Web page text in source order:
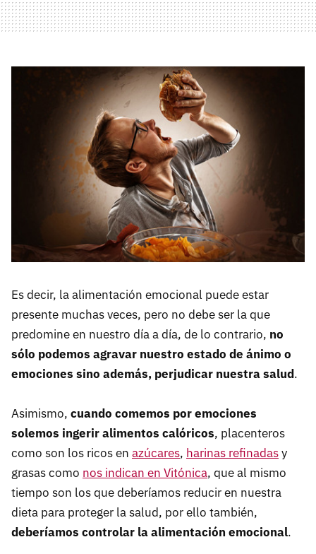
Es decir, la alimentación emocional puede estar
presente muchas veces, pero no debe ser la que
predomine en nuestro día a día, de lo contrario, no
sólo podemos agravar nuestro estado de ánimo o
emociones sino además, perjudicar nuestra salud.
Asimismo, cuando comemos por emociones
solemos ingerir alimentos calóricos, placenteros
como son los ricos en azúcares, harinas refinadasy
grasas como nos indican en Vitónica, que al mismo
tiempo son los que deberíamos reducir en nuestra
dieta para proteger la salud, por ello también,
deberíamos controlar la alimentación emocional.